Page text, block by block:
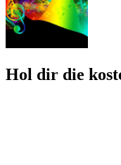
Hol dir die